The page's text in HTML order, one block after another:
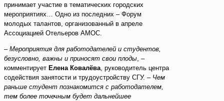
принимает участие в тематических городских
мероприятиях… Одно из последних – Форум
молодых талантов, организованный в апреле
Ассоциацией Отельеров АМОС.
– Мероприятия для работодателей и студентов,
безусловно, важны и приносят свои плоды, –
комментирует Елена Ковалёва, руководитель центра
содействия занятости и трудоустройству СГУ. – Чем
раньше студент познакомится с работодателем,
тем более точечным будет дальнейшее